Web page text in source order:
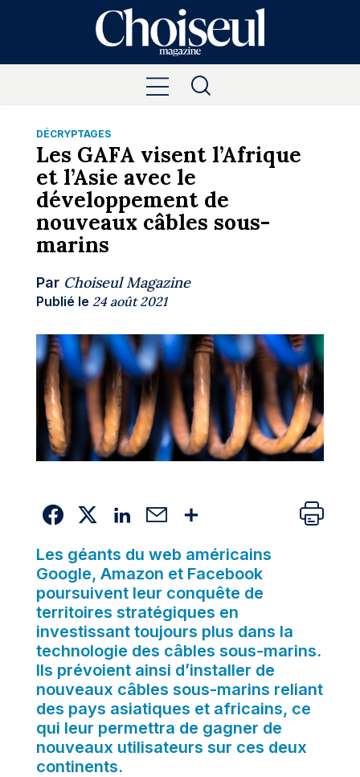
DÉCRYPTAGES
Les GAFA visent l’Afrique
et l’Asie avec le
développement de
nouveaux câbles sous-
marins
Par Choiseul Magazine
Publié le 24 août 2021
Les géants du web américains
Google, Amazon et Facebook
poursuivent leur conquête de
territoires stratégiques en
investissant toujours plus dans la
technologie des câbles sous-marins.
Ils prévoient ainsi d’installer de
nouveaux câbles sous-marins reliant
des pays asiatiques et africains, ce
qui leur permettra de gagner de
nouveaux utilisateurs sur ces deux
continents.